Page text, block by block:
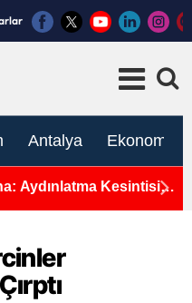
Antalya Ekonomi
Aydınlatma Kesintisi